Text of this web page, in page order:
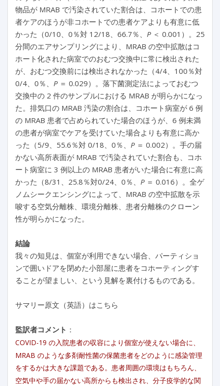
物品が MRAB で汚染されていた割合は、コホートでの患
者ケアのほうが非コホートでの患者ケアよりも有意に低
かった（0/10、0％対 12/18、66.7％、 P＜ 0.001）。25
分間のエアサンプリングにより、MRAB の空中拡散はコ
ホート化された病室でのおむつ交換中に常に検出された
が、おむつ交換前には検出されなかった（4/4、100％対
0/4、0％、 P＝ 0.029）。落下菌測定法によっておむつ
交換中の 2 件のサンプルにおける MRAB が明らかになっ
た。排気口の MRAB 汚染の割合は、コホート病室が 6 例
の MRAB 患者で占められていた場合のほうが、6 例未満
の患者が病室でケアを受けていた場合よりも有意に高か
った（5/9、55.6％対 0/18、0％、 P＝ 0.002）。手の届
かない高所表面が MRAB で汚染されていた割合も、コホ
ート病室に 3 例以上の MRAB 患者がいた場合に有意に高
かった（8/31、25.8％対0/24、0％、 P＝ 0.016）。全ゲ
ノムシークエンシングによって、MRAB の空中拡散を示
唆する空気分離株、環境分離株、患者分離株のクローン
性が明らかになった。
結論
我々の知見は、個室が利用できない場合、パーティショ
ンで囲いドアを閉めた小部屋に患者をコホーティングす
ることが望ましい、という見解を裏付けるものである。
サマリー原文（英語）はこちら
監訳者コメント ：
COVID-19 の入院患者の収容により個室が使えない場合に、
MRAB のような多剤耐性菌の保菌患者をどのように感染管理
をするかは大きな課題である。患者周囲の環境はもちろん、
空気中や手の届かない高所からも検出され、分子疫学的な関